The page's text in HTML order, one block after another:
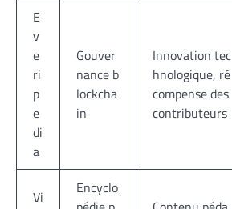
E
v
e
ri
p
e
di
a
Gouver
nance b
lockcha
in
Innovation tec
hnologique, ré
compense des
contributeurs
Vi
Encyclo